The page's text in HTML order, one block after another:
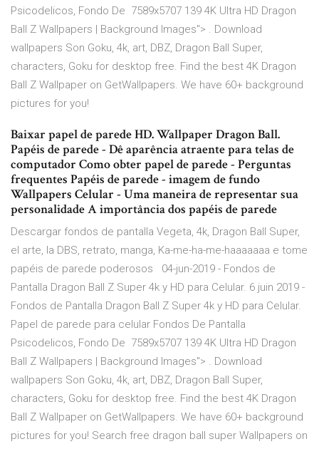
Psicodelicos, Fondo De 7589x5707 139 4K Ultra HD Dragon
Ball Z Wallpapers | Background Images"> . Download
wallpapers Son Goku, 4k, art, DBZ, Dragon Ball Super,
characters, Goku for desktop free. Find the best 4K Dragon
Ball Z Wallpaper on GetWallpapers. We have 60+ background
pictures for you!
Baixar papel de parede HD. Wallpaper Dragon Ball.
Papéis de parede - Dê aparência atraente para telas de
computador Como obter papel de parede - Perguntas
frequentes Papéis de parede - imagem de fundo
Wallpapers Celular - Uma maneira de representar sua
personalidade A importância dos papéis de parede
Descargar fondos de pantalla Vegeta, 4k, Dragon Ball Super,
el arte, la DBS, retrato, manga, Ka-me-ha-me-haaaaaaa e tome
papéis de parede poderosos 04-jun-2019 - Fondos de
Pantalla Dragon Ball Z Super 4k y HD para Celular. 6 juin 2019 -
Fondos de Pantalla Dragon Ball Z Super 4k y HD para Celular.
Papel de parede para celular Fondos De Pantalla
Psicodelicos, Fondo De 7589x5707 139 4K Ultra HD Dragon
Ball Z Wallpapers | Background Images"> . Download
wallpapers Son Goku, 4k, art, DBZ, Dragon Ball Super,
characters, Goku for desktop free. Find the best 4K Dragon
Ball Z Wallpaper on GetWallpapers. We have 60+ background
pictures for you! Search free dragon ball super Wallpapers on